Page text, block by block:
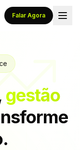
Falar Agora
gestão